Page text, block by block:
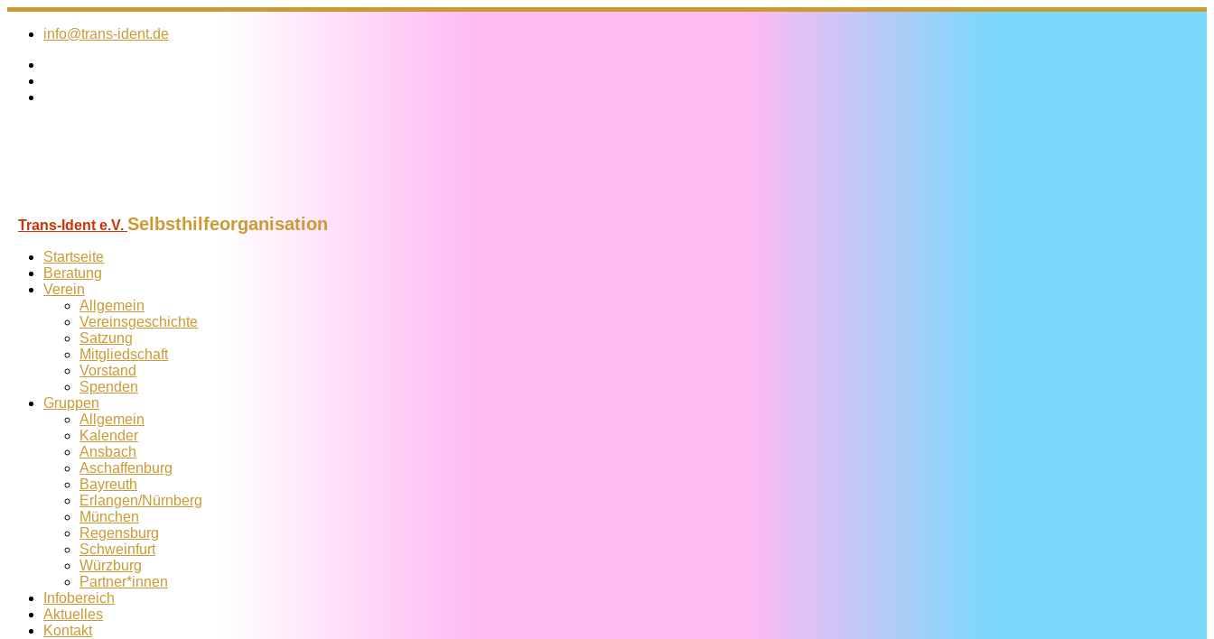
Zum
Inhalt
info@trans-ident.de
Trans-Ident e.V. Selbsthilfeorganisation
Startseite
Beratung
Verein
Allgemein
Vereins­geschichte
Satzung
Mitglied­schaft
Vorstand
Spenden
Gruppen
Allgemein
Kalender
Ansbach
Aschaffenburg
Bayreuth
Erlangen/Nürnberg
München
Regensburg
Schweinfurt
Würzburg
Partner*innen
Infobereich
Aktuelles
Kontakt